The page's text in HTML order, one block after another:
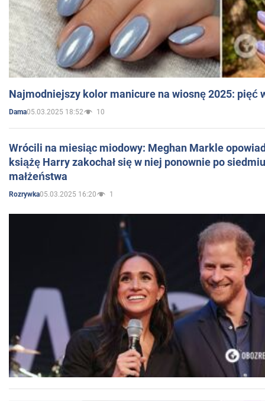
Najmodniejszy kolor manicure na wiosnę 2025: pięć
Dama05.03.2025 18:52 10
Wrócili na miesiąc miodowy: Meghan Markle
książę Harry zakochał się w niej ponownie po
małżeństwa
Rozrywka05.03.2025 16:20 1